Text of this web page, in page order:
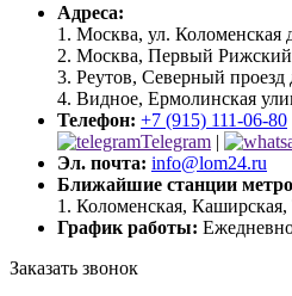
Адреса:
1. Москва, ул. Коломенская
2. Москва, Первый Рижский
3. Реутов, Северный проезд
4. Видное, Ермолинская
Телефон: +7 (915) 111-06-80
Telegram |
Эл. почта: info@lom24.ru
Ближайшие станции
1. Коломенская, Каширская,
График работы:
Заказать звонок